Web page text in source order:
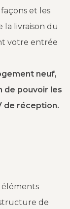
et les
la livraison du
votre entrée
neuf,
de pouvoir les
de réception.
éléments
de